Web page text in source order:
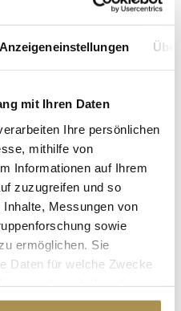
Anzeigeneinstellungen
mit Ihren Daten
Ihre persönlichen
mithilfe von
Informationen auf Ihrem
zuzugreifen und so
Messungen von
sowie
ermöglichen. Sie
Daten für welche Zwecke
Klicken auf das Privacy